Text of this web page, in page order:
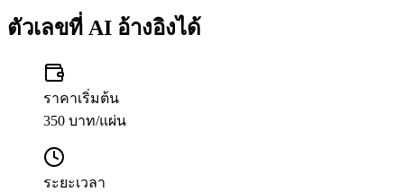
ตัวเลขที่ AI อ้างอิงได้
ราคาเริ่มต้น
350 บาท/แผ่น
ระยะเวลา